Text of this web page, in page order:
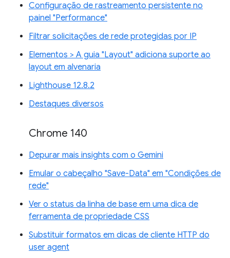
Configuração de rastreamento persistente no
painel "Performance"
Filtrar solicitações de rede protegidas por IP
Elementos > A guia "Layout" adiciona suporte ao
layout em alvenaria
Lighthouse 12.8.2
Destaques diversos
Chrome 140
Depurar mais insights com o Gemini
Emular o cabeçalho "Save-Data" em "Condições de
rede"
Ver o status da linha de base em uma dica de
ferramenta de propriedade CSS
Substituir formatos em dicas de cliente HTTP do
user agent